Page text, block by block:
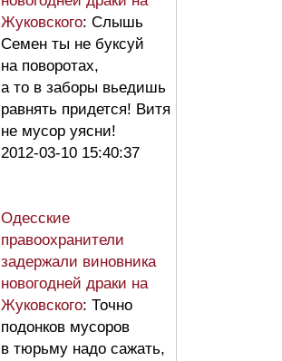
Жуковского: Слышь
Семен ты не буксуй
на поворотах,
а то в заборы вьедишь
равнять придется! Витя
не мусор уясни!
2012-03-10 15:40:37
Одесские
правоохранители
задержали виновника
новогодней драки на
Жуковского: Точно
подонков мусоров
в тюрьму надо сажать,